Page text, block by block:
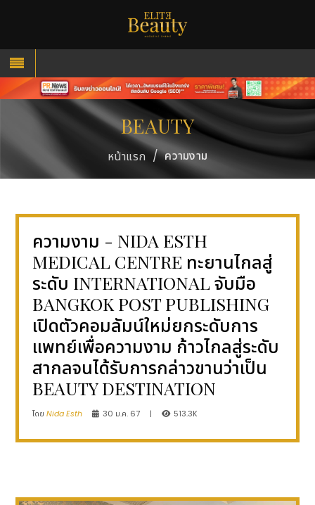
BEAUTY
หน้าแรก / ความงาม
ความงาม - NIDA ESTH
MEDICAL CENTRE ทะยานไกลสู่
ระดับ INTERNATIONAL จับมือ
BANGKOK POST PUBLISHING
เปิดตัวคอมลัมน์ใหม่ยกระดับการ
แพทย์เพื่อความงาม ก้าวไกลสู่ระดับ
สากลจนได้รับการกล่าวขานว่าเป็น
BEAUTY DESTINATION
โดยNida Esth 30 ม.ค. 67 | 513.3K